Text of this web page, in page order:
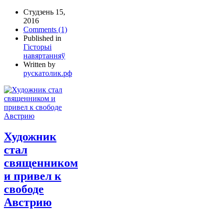
Студзень 15,
2016
Comments (1)
Published in
Гісторыі
навяртанняў
Written by
рускатолик.рф
Художник
стал
священником
и привел к
свободе
Австрию